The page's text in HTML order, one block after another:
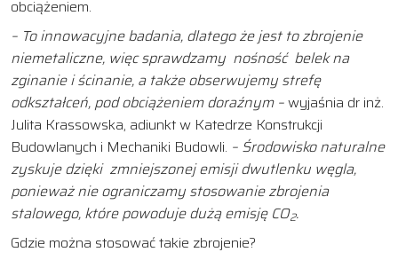
obciążeniem.
– To innowacyjne badania, dlatego że jest to zbrojenie
niemetaliczne, więc sprawdzamy nośność belek na
zginanie i ścinanie, a także obserwujemy strefę
odkształceń, pod obciążeniem doraźnym –wyjaśnia dr inż.
Julita Krassowska, adiunkt w Katedrze Konstrukcji
Budowlanych i Mechaniki Budowli. – Środowisko naturalne
zyskuje dzięki zmniejszonej emisji dwutlenku węgla,
ponieważ nie ograniczamy stosowanie zbrojenia
stalowego, które powoduje dużą emisję CO2.
Gdzie można stosować takie zbrojenie?